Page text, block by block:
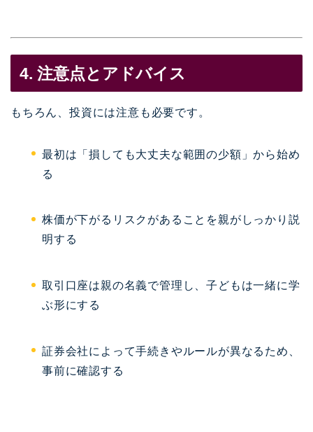
4. 注意点とアドバイス
もちろん、投資には注意も必要です。
最初は「損しても大丈夫な範囲の少額」から始め
る
株価が下がるリスクがあることを親がしっかり説
明する
取引口座は親の名義で管理し、子どもは一緒に学
ぶ形にする
証券会社によって手続きやルールが異なるため、
事前に確認する